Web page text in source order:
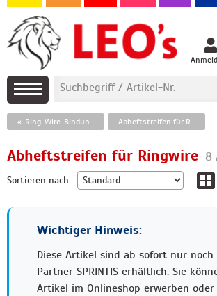
Ring-Wire-Bindungen und Plastikbinderücken Abheftstreifen für Ringwire
Abheftstreifen für Ringwire 8
Sortieren nach:
Wichtiger Hinweis:
Diese Artikel sind ab sofort nur noch
Partner SPRINTIS erhältlich. Sie
Artikel im Onlineshop erwerben oder